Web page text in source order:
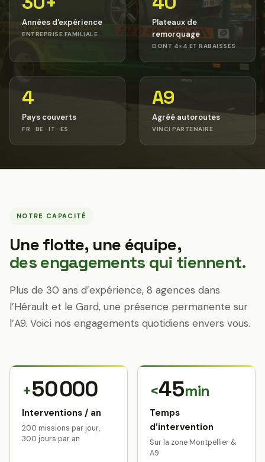
Années d'expérience
ENTREPRISE FAMILIALE
Plateaux de
remorquage
DONT 4×4 ET RABAISSÉS
4
Pays couverts
FR · BE · IT · ES
A9
Agréé autoroutes
VINCI PARTENAIRE
NOTRE CAPACITÉ
Une flotte, une équipe,
des engagements qui tiennent.
Plus de 30 ans d’expérience, 8 agences dans
l’Hérault et le Gard, une présence permanente sur
l’A9. Voici nos engagements quotidiens envers vous.
+50 000
Interventions / an
200 missions par jour,
300 jours par an
<45min
Temps
d’intervention
Sur la zone Montpellier &
A9